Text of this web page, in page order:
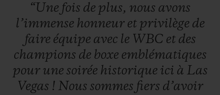
participants étaient assis pour un diner
formel en présence de quelques-unes des
légendes vivantes de la boxe : Mike Tyson,
Sugar Ray Leonard, Evander Holyfield,
Lennox Lewis, Julio César Chávez, Roberto
Duran, Zou Shiming, Thomas Hearns,
“Une fois de plus, nous avons
l’immense honneur et privilège de
faire équipe avec le WBC et des
champions de boxe emblématiques
pour une soirée historique ici à Las
Vegas ! Nous sommes fiers d’avoir
TROUVER UNE BOUTIQUE